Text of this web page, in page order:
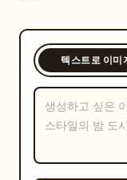
블로그
업데이트
텍스트로 이미